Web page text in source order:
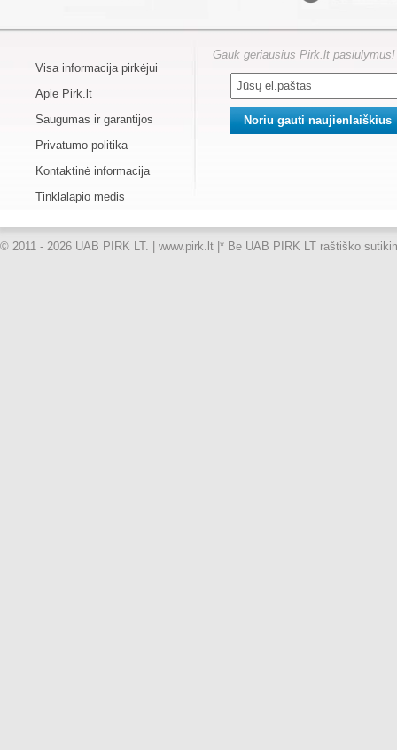
Visa informacija pirkėjui
Apie Pirk.lt
Saugumas ir garantijos
Privatumo politika
Kontaktinė informacija
Tinklalapio medis
Gauk geriausius Pirk.lt pasiūlymus!
© 2011 - 2026 UAB PIRK LT. | www.pirk.lt | * Be UAB PIRK LT raštiško